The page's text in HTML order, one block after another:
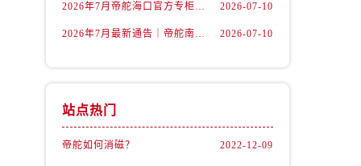
2026年7月帝舵海口官方专柜服务热线大全+客户咨询通道公开 2026-07-10
2026年7月最新通告｜帝舵南京官方专柜服务热线一键获取攻略 2026-07-10
站点热门
帝舵如何消磁？ 2022-12-09